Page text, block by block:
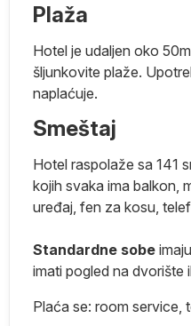
Plaža
Hotel je udaljen oko
šljunkovite plaže.
naplaćuje.
Smeštaj
Hotel raspolaže sa 141
kojih svaka ima balkon,
uređaj, fen za kosu,
Standardne sobe
imati pogled na dvorište
Plaća se: room service,